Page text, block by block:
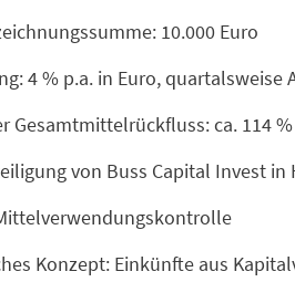
10.000 Euro
4 % p.a. in Euro, quartalsweise
Gesamtmittelrückfluss: ca. 114
von Buss Capital Invest in
Konzept: Einkünfte aus